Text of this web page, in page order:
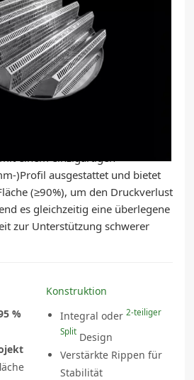
Kammtypen
(Kamelhöcker)
einem einzigartigen
)Profil ausgestattet und bietet
(≥90%), um den Druckverlust
es gleichzeitig eine überlegene
zur Unterstützung schwerer
%
Konstruktion
Integral oder2-teiliger
Split Design
Verstärkte Rippen für
Stabilität